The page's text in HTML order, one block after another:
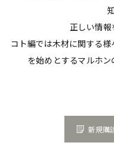
正しい情報
コト編では木材に関する
を始めとするマルホン
新規購